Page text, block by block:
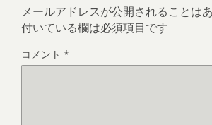
メールアドレスが公開されることはあ
付いている欄は必須項目です
コメント *